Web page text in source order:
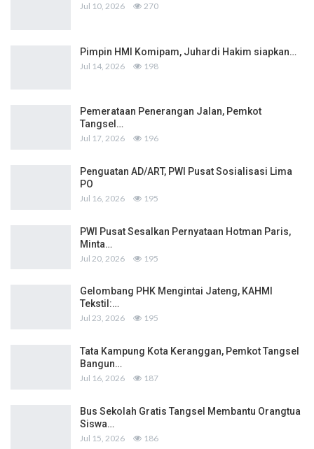
Jul 10, 2026 270
Pimpin HMI Komipam, Juhardi Hakim siapkan…
Jul 14, 2026 198
Pemerataan Penerangan Jalan, Pemkot
Tangsel…
Jul 17, 2026 196
Penguatan AD/ART, PWI Pusat Sosialisasi Lima
PO
Jul 16, 2026 195
PWI Pusat Sesalkan Pernyataan Hotman Paris,
Minta…
Jul 20, 2026 195
Gelombang PHK Mengintai Jateng, KAHMI
Tekstil:…
Jul 23, 2026 195
Tata Kampung Kota Keranggan, Pemkot Tangsel
Bangun…
Jul 16, 2026 187
Bus Sekolah Gratis Tangsel Membantu Orangtua
Siswa…
Jul 15, 2026 186